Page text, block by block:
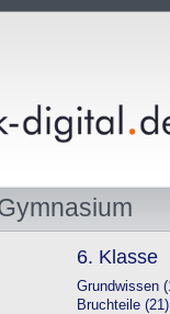
6. Klasse
Grundwissen
Bruchteile (21)